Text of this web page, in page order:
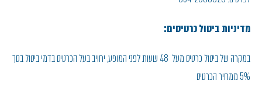
מדיניות ביטול כרטיסים:
במקרה של ביטול כרטיס מעל 48 שעות לפני המופע, יחויב בעל הכרטיס בדמי ביטול בסך
5% ממחיר הכרטיס